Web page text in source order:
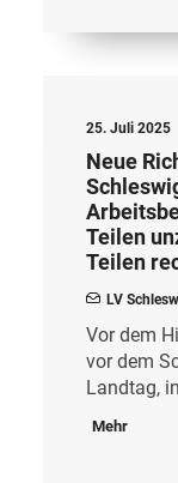
25. Juli 2025
Neue
Teilen
Teilen
LV
Vor dem
vor dem
Landtag,
Mehr